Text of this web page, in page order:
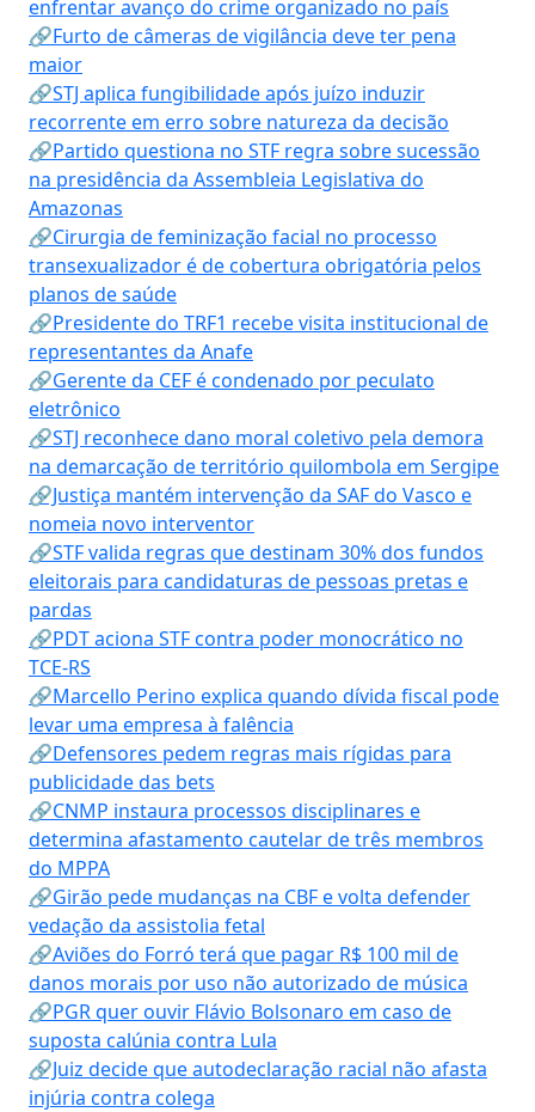
enfrentar avanço do crime organizado no país
🔗Furto de câmeras de vigilância deve ter pena
maior
🔗STJ aplica fungibilidade após juízo induzir
recorrente em erro sobre natureza da decisão
🔗Partido questiona no STF regra sobre sucessão
na presidência da Assembleia Legislativa do
Amazonas
🔗Cirurgia de feminização facial no processo
transexualizador é de cobertura obrigatória pelos
planos de saúde
🔗Presidente do TRF1 recebe visita institucional de
representantes da Anafe
🔗Gerente da CEF é condenado por peculato
eletrônico
🔗STJ reconhece dano moral coletivo pela demora
na demarcação de território quilombola em Sergipe
🔗Justiça mantém intervenção da SAF do Vasco e
nomeia novo interventor
🔗STF valida regras que destinam 30% dos fundos
eleitorais para candidaturas de pessoas pretas e
pardas
🔗PDT aciona STF contra poder monocrático no
TCE-RS
🔗Marcello Perino explica quando dívida fiscal pode
levar uma empresa à falência
🔗Defensores pedem regras mais rígidas para
publicidade das bets
🔗CNMP instaura processos disciplinares e
determina afastamento cautelar de três membros
do MPPA
🔗Girão pede mudanças na CBF e volta defender
vedação da assistolia fetal
🔗Aviões do Forró terá que pagar R$ 100 mil de
danos morais por uso não autorizado de música
🔗PGR quer ouvir Flávio Bolsonaro em caso de
suposta calúnia contra Lula
🔗Juiz decide que autodeclaração racial não afasta
injúria contra colega